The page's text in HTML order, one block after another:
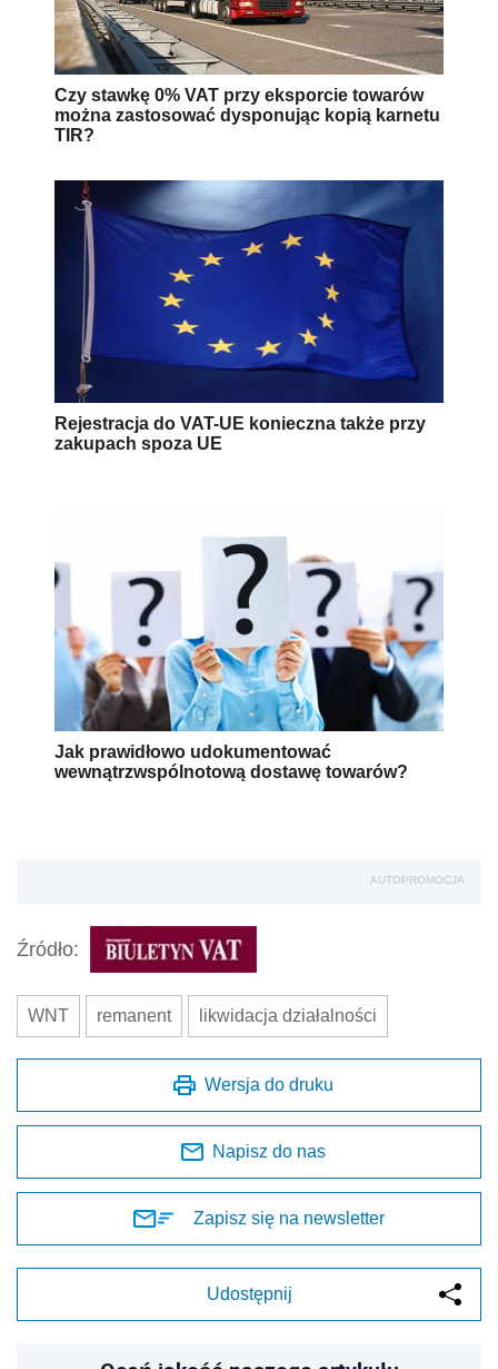
Czy stawkę 0% VAT przy eksporcie towarów
można zastosować dysponując kopią karnetu
TIR?
Rejestracja do VAT-UE konieczna także przy
zakupach spoza UE
Jak prawidłowo udokumentować
wewnątrzwspólnotową dostawę towarów?
AUTOPROMOCJA
Źródło:
WNT remanent likwidacja działalności
Wersja do druku
Napisz do nas
Zapisz się na newsletter
Udostępnij